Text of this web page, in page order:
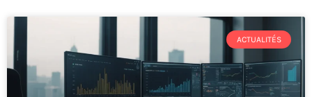
ACTUALITÉS